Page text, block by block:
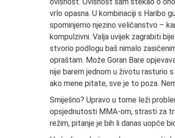
vrlo opasna. U kombinaciji s Haribo
spominjemo njezino veličanstvo –
kompulzivni. Valja uvijek zagrabiti
stvorio podlogu baš nimalo
opraštam. Može Goran Bare
nije barem jednom u životu rasturio
ako mene pitate, sve je to poza.
Smiješno? Upravo u tome leži
opsjednutosti MMA-om, strasti za
režim, pitanje je bih li danas uopće